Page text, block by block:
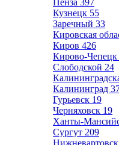
Пенза 397
Кузнецк 55
Заречный 33
Кировская
Киров 426
Кирово-Чепецк
Слободской 24
Калининград
Гурьевск 19
Черняховск 19
Ханты-
Сургут 209
Нижневартовск